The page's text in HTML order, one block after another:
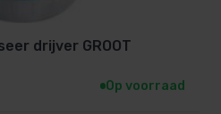
drijver GROOT
Op voorraad